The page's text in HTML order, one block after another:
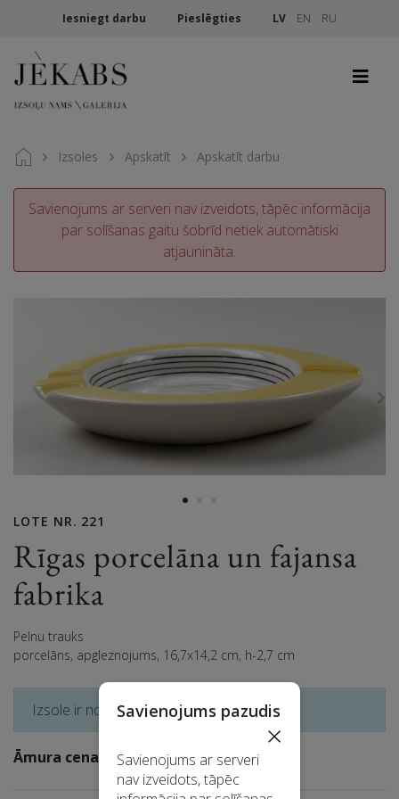
Iesniegt darbu Pieslēgties LV EN RU
Izsoles Apskatīt Apskatīt darbu
Savienojums pazudis
×
Savienojums ar serveri
nav izveidots, tāpēc
Savienojums ar serveri nav izveidots, tāpēc informācija
par solīšanas gaitu šobrīd netiek automātiski
atjaunināta.
LOTE NR. 221
Rīgas porcelāna un fajansa
fabrika
Pelnu trauks
porcelāns, apgleznojums, 16,7x14,2 cm, h-2,7 cm
Izsole ir noslēgusies
Āmura cena: 25 EUR